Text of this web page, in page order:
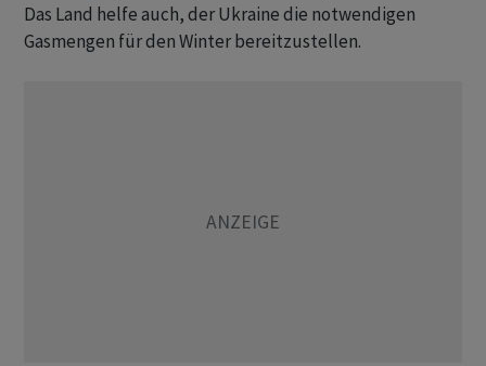
Das Land helfe auch, der Ukraine die notwendigen
Gasmengen für den Winter bereitzustellen.